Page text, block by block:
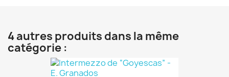
4 autres produits dans la même
catégorie :